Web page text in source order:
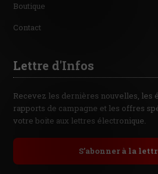
Boutique
Contact
Lettre d'Infos
Recevez les dernières nouvelles, les
rapports de campagne et les offres
votre boite aux lettres électronique.
S’abonner à la